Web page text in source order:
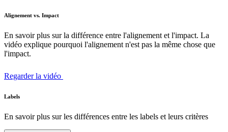
Alignement vs. Impact
En savoir plus sur la différence entre l'alignement et l'impact. La
vidéo explique pourquoi l'alignement n'est pas la même chose que
l'impact.
Regarder la vidéo
Labels
En savoir plus sur les différences entre les labels et leurs critères